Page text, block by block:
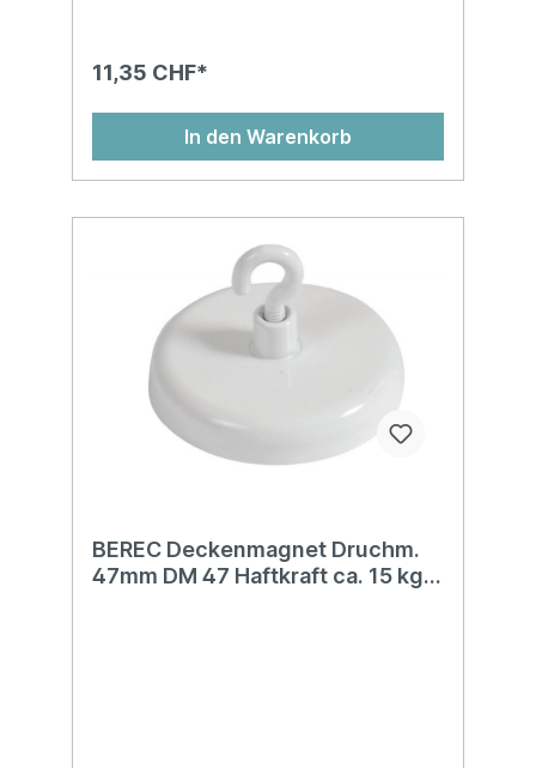
11,35 CHF*
In den Warenkorb
BEREC Deckenmagnet Druchm.
47mm DM 47 Haftkraft ca. 15 kg,